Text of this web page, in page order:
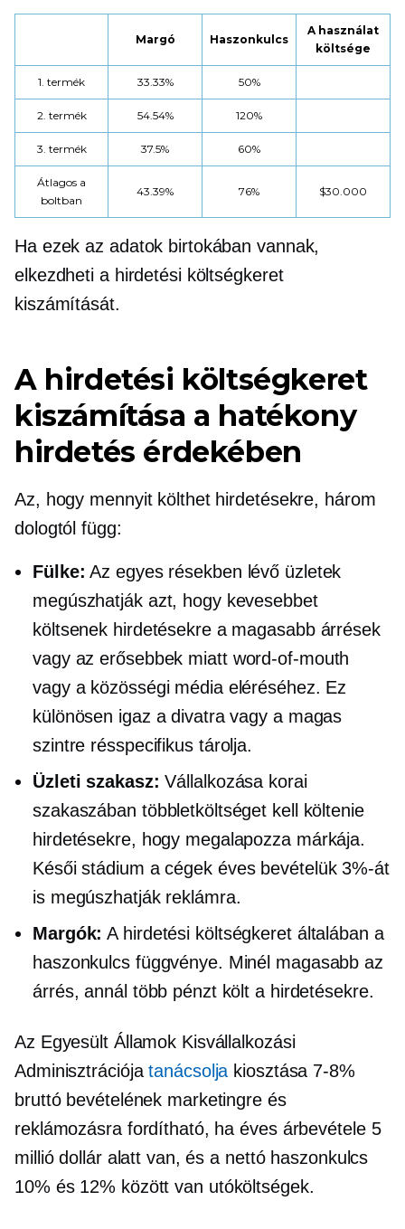
Margó Haszonkulcs
A használat
költsége
1. termék 33.33% 50%
2. termék 54.54% 120%
3. termék 37.5% 60%
Átlagos a
boltban
43.39% 76% $30.000
Ha ezek az adatok birtokában vannak,
elkezdheti a hirdetési költségkeret
kiszámítását.
A hirdetési költségkeret
kiszámítása a hatékony
hirdetés érdekében
Az, hogy mennyit költhet hirdetésekre, három
dologtól függ:
Fülke: Az egyes résekben lévő üzletek
megúszhatják azt, hogy kevesebbet
költsenek hirdetésekre a magasabb árrések
vagy az erősebbek miatt word-of-mouth
vagy a közösségi média eléréséhez. Ez
különösen igaz a divatra vagy a magas
szintre résspecifikustárolja.
Üzleti szakasz: Vállalkozása korai
szakaszában többletköltséget kell költenie
hirdetésekre, hogy megalapozza márkája.
Késői stádium a cégek éves bevételük 3%-át
is megúszhatják reklámra.
Margók: A hirdetési költségkeret általában a
haszonkulcs függvénye. Minél magasabb az
árrés, annál több pénzt költ a hirdetésekre.
Az Egyesült Államok Kisvállalkozási
Adminisztrációjatanácsolja kiosztása 7-8%
bruttó bevételének marketingre és
reklámozásra fordítható, ha éves árbevétele 5
millió dollár alatt van, és a nettó haszonkulcs
10% és 12% között van utóköltségek.